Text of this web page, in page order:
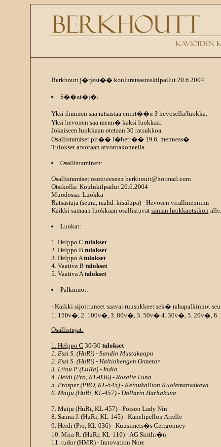
Berkhoutt j�rjest�� kouluratsastuskilpailut 20.6.2004.
S��nt�j�:
Yksi ihminen saa ratsastaa enint��n 3 hevosella/luokka.
Yksi hevonen saa menn� kaksi luokkaa.
Jokaiseen luokkaan otetaan 30 ratsukkoa.
Osallistumiset pit�� l�hett�� 19.6. menness�.
Tulokset arvotaan arvontakoneella.
Osallistuminen:
Osallistumiset osoitteeseen berkhoutt@hotmail.com
Otsikolla: Koulukilpailut 20.6.2004
Muodossa: Luokka
Ratsastaja (seura, mahd. kisalupa) - Hevosen virallinennimi
Kaikki samaan luokkaan osallistuvat saman luokkaotsikonalle.
Luokat:
1. Helppo C tulokset
2. Helppo B tulokset
3. Helppo Atulokset
4. Vaativa B tulokset
5. Vaativa Atulokset
Palkinnot:
- Kaikki sijoittuneet saavat ruusukkeet sek� rahapalkinnot
1. 150v�, 2. 100v�, 3. 80v�, 3. 50v� 4. 30v�, 5. 20v�,
Osallistujat:
1. Helppo C 30/30 tulokset
1. Essi S. (HuRi) - Sandin Mustakaapu
2. Essi S. (HuRi) - Haltiahengen Onnetar
3. Liinu P. (LiiRa) - India
4. Heidi (Pro, KL-036) - Rosalie Luna
5. Prosper (PRO, KL-545) - Keinukallion Kuolemanvakava
6. Maiju (HuRi, KL-457) - Dollarin Harhakuva
7. Maiju (HuRi, KL-457) - Poison Lady Nin
8. Sanna J. (HuRi, KL-145) - Kanelipellon Arielle
9. Heidi (Pro, KL-036) - Kuusimets�s Cerrgonney
10. Mira R. (HuRi, KL-110) - AG Sirithr�n
11. tudor (HMR) - Innovation Nore